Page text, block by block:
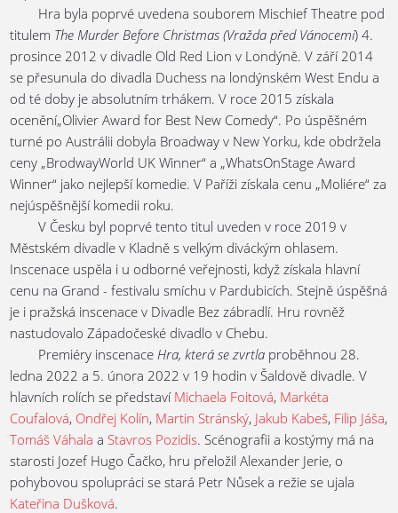
Hra byla poprvé uvedena souborem Mischief Theatre pod
titulem The Murder Before Christmas (Vražda před Vánocemi) 4.
prosince 2012 v divadle Old Red Lion v Londýně. V září 2014
se přesunula do divadla Duchess na londýnském West Endu a
od té doby je absolutním trhákem. V roce 2015 získala
ocenění„Olivier Award for Best New Comedy“. Po úspěšném
turné po Austrálii dobyla Broadway v New Yorku, kde obdržela
ceny „BrodwayWorld UK Winner“ a „WhatsOnStage Award
Winner“ jako nejlepší komedie. V Paříži získala cenu „Moliére“ za
nejúspěšnější komedii roku.
V Česku byl poprvé tento titul uveden v roce 2019 v
Městském divadle v Kladně s velkým diváckým ohlasem.
Inscenace uspěla i u odborné veřejnosti, když získala hlavní
cenu na Grand - festivalu smíchu v Pardubicích. Stejně úspěšná
je i pražská inscenace v Divadle Bez zábradlí. Hru rovněž
nastudovalo Západočeské divadlo v Chebu.
Premiéry inscenaceHra, která se zvrtla proběhnou 28.
ledna 2022 a 5. února 2022 v 19 hodin v Šaldově divadle. V
hlavních rolích se představí Michaela Foitová, Markéta
Coufalová, Ondřej Kolín, Martin Stránský, Jakub Kabeš, Filip Jáša,
Tomáš Váhala aStavros Pozidis. Scénografii a kostýmy má na
starosti Jozef Hugo Čačko, hru přeložil Alexander Jerie, o
pohybovou spolupráci se stará Petr Nůsek a režie se ujala
Kateřina Dušková.